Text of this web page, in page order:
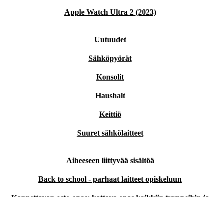
Apple Watch Ultra 2 (2023)
Uutuudet
Sähköpyörät
Konsolit
Haushalt
Keittiö
Suuret sähkölaitteet
Aiheeseen liittyvää sisältöä
Back to school - parhaat laitteet opiskeluun